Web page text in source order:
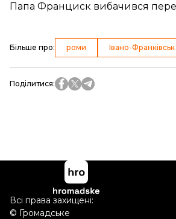
Папа Франциск вибачився
Більше про: роми Івано-Франківськ
Поділитися:
Всі права захищені:
© Громадське